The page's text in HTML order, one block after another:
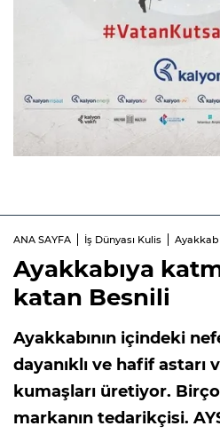
ANA SAYFA İş Dünyası Kulis
Ayakkabıya
katan Besnili
Ayakkabının içindeki
dayanıklı ve hafif
kumaşları üretiyor.
markanın tedarikçisi.